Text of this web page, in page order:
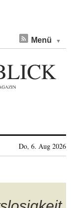
Menü
Do, 6. Aug 2026